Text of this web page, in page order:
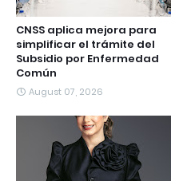
CNSS aplica mejora para
simplificar el trámite del
Subsidio por Enfermedad
Común
August 07, 2026